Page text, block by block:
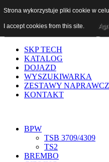
Szukaj...
SKP TECH
KATALOG
DOJAZD
WYSZUKIWARKA
ZESTAWY
KONTAKT
BPW
TSB 3709/4309
TS2
BREMBO
Strona wykorzystuje pliki cookie w
I accept cookies from this site.